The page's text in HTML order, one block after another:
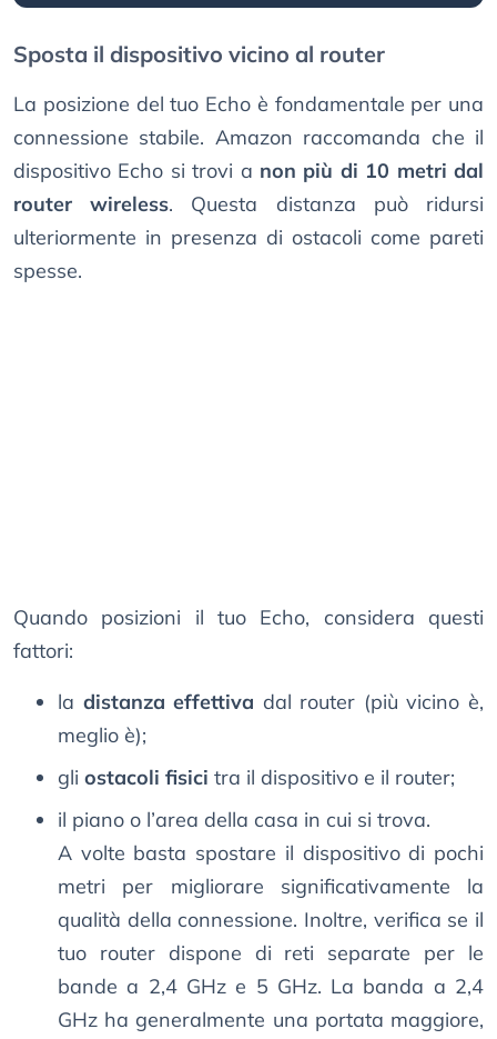
Sposta il dispositivo vicino al router
La posizione del tuo Echo è fondamentale per una
connessione stabile. Amazon raccomanda che il
dispositivo Echo si trovi a non più di 10 metri dal
router wireless. Questa distanza può ridursi
ulteriormente in presenza di ostacoli come pareti
spesse.
Quando posizioni il tuo Echo, considera questi
fattori:
la distanza effettiva dal router (più vicino è,
meglio è);
gli ostacoli fisici tra il dispositivo e il router;
il piano o l’area della casa in cui si trova.
A volte basta spostare il dispositivo di pochi
metri per migliorare significativamente la
qualità della connessione. Inoltre, verifica se il
tuo router dispone di reti separate per le
bande a 2,4 GHz e 5 GHz. La banda a 2,4
GHz ha generalmente una portata maggiore,